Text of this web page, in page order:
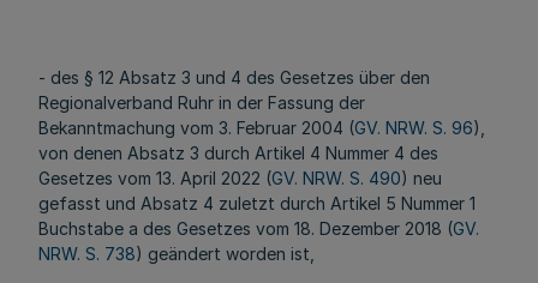
- des § 12 Absatz 3 und 4 des Gesetzes über den
Regionalverband Ruhr in der Fassung der
Bekanntmachung vom 3. Februar 2004 (GV. NRW. S. 96),
von denen Absatz 3 durch Artikel 4 Nummer 4 des
Gesetzes vom 13. April 2022 (GV. NRW. S. 490) neu
gefasst und Absatz 4 zuletzt durch Artikel 5 Nummer 1
Buchstabe a des Gesetzes vom 18. Dezember 2018 (GV.
NRW. S. 738) geändert worden ist,